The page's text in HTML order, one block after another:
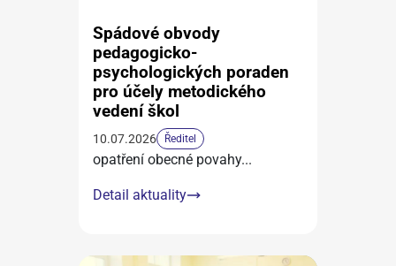
Spádové obvody
pedagogicko-
psychologických poraden
pro účely metodického
vedení škol
10.07.2026 Ředitel
opatření obecné povahy...
Detail aktuality